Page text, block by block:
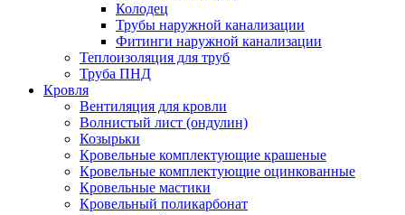
Колодец
Трубы наружной канализации
Фитинги наружной канализации
Теплоизоляция для труб
Труба ПНД
Кровля
Вентиляция для кровли
Волнистый лист (ондулин)
Козырьки
Кровельные комплектующие крашеные
Кровельные комплектующие оцинкованные
Кровельные мастики
Кровельный поликарбонат